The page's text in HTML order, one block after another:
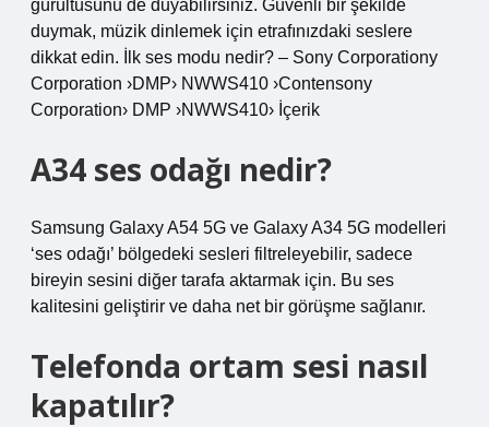
gürültüsünü de duyabilirsiniz. Güvenli bir şekilde
duymak, müzik dinlemek için etrafınızdaki seslere
dikkat edin. İlk ses modu nedir? – Sony Corporationy
Corporation ›DMP› NWWS410 ›Contensony
Corporation› DMP ›NWWS410› İçerik
A34 ses odağı nedir?
Samsung Galaxy A54 5G ve Galaxy A34 5G modelleri
‘ses odağı’ bölgedeki sesleri filtreleyebilir, sadece
bireyin sesini diğer tarafa aktarmak için. Bu ses
kalitesini geliştirir ve daha net bir görüşme sağlanır.
Telefonda ortam sesi nasıl
kapatılır?